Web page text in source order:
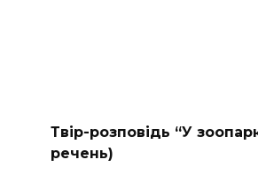
Твір-розповідь “У
речень)